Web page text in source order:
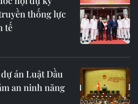
thống lực
tế
án Luật Dầu
an ninh năng